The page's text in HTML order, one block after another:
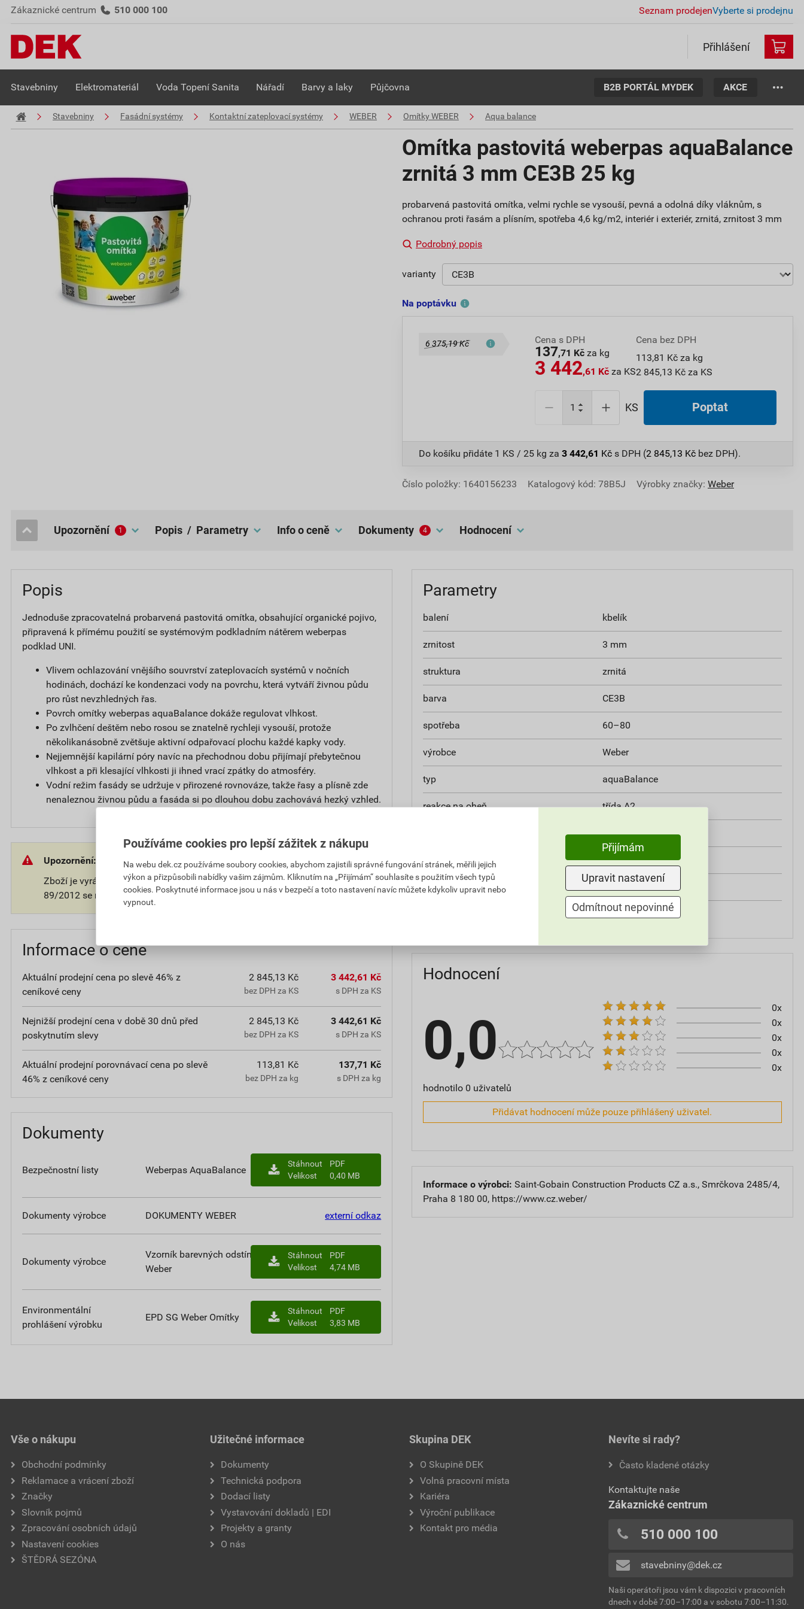
Zákaznické centrum 510 000 100 Seznam prodejenVyberte si prodejnu
Přihlášení
Stavebniny Elektromateriál Voda Topení Sanita Nářadí Barvy a laky Půjčovna B2B PORTÁL MYDEK AKCE
Stavebniny Fasádní systémy Kontaktní zateplovací systémy WEBER Omítky WEBER Aqua balance
Omítka pastovitá weberpas aquaBalance
zrnitá 3 mm CE3B 25 kg
probarvená pastovitá omítka, velmi rychle se vysouší, pevná a odolná díky vláknům, s
ochranou proti řasám a plísním, spotřeba 4,6 kg/m2, interiér i exteriér, zrnitá, zrnitost 3 mm
Podrobný popis
varianty
Na poptávku
6 375,19 Kč Cena s DPH
137,71 Kč za kg
3 442,61 Kč za KS
Cena bez DPH
113,81 Kč za kg
2 845,13 Kč za KS
KS Poptat
Do košíku přidáte 1 KS / 25 kg za 3 442,61 Kč s DPH (2 845,13 Kč bez DPH).
Číslo položky: 1640156233 Katalogový kód: 78B5J Výrobky značky: Weber
popis / Parametry
upozornění 1 Info o ceně dokumenty 4 hodnocení
Popis
Jednoduše zpracovatelná probarvená pastovitá omítka, obsahující organické pojivo,
připravená k přímému použití se systémovým podkladním nátěrem weberpas
podklad UNI.
Vlivem ochlazování vnějšího souvrství zateplovacích systémů v nočních
hodinách, dochází ke kondenzaci vody na povrchu, která vytváří živnou půdu
pro růst nevzhledných řas.
Povrch omítky weberpas aquaBalance dokáže regulovat vlhkost.
Po zvlhčení deštěm nebo rosou se znatelně rychleji vysouší, protože
několikanásobně zvětšuje aktivní odpařovací plochu každé kapky vody.
Nejjemnější kapilární póry navíc na přechodnou dobu přijímají přebytečnou
vlhkost a při klesající vlhkosti ji ihned vrací zpátky do atmosféry.
Vodní režim fasády se udržuje v přirozené rovnováze, takže řasy a plísně zde
nenaleznou živnou půdu a fasáda si po dlouhou dobu zachovává hezký vzhled.
Upozornění:
Zboží je vyráběno na přání zákazníka. V souladu s občanským zákoníkem č.
89/2012 se na takové zboží nevztahuje 14-ti denní ochranná lhůta.
Informace o ceně
Aktuální prodejní cena po slevě 46% z
ceníkové ceny
2 845,13 Kč
bez DPH za KS
3 442,61 Kč
s DPH za KS
Nejnižší prodejní cena v době 30 dnů před
poskytnutím slevy
2 845,13 Kč
bez DPH za KS
3 442,61 Kč
s DPH za KS
Aktuální prodejní porovnávací cena po slevě
46% z ceníkové ceny
113,81 Kč
bez DPH za kg
137,71 Kč
s DPH za kg
Dokumenty
Bezpečnostní listy Weberpas AquaBalance
Stáhnout
PDF
Velikost
0,40 MB
Dokumenty výrobce DOKUMENTY WEBER externí odkaz
Dokumenty výrobce
Vzorník barevných odstínů
Weber
Stáhnout
PDF
Velikost
4,74 MB
Environmentální
prohlášení výrobku
EPD SG Weber Omítky
Stáhnout
PDF
Velikost
3,83 MB
Parametry
balení kbelík
zrnitost 3 mm
struktura zrnitá
barva CE3B
spotřeba 60–80
výrobce Weber
typ aquaBalance
reakce na oheň třída A2
od +5°C do +25°C
hmotnost 25 kg
typ výrobku
60–80
Hodnocení
0,0
hodnotilo 0 uživatelů
0x
0x
0x
0x
0x
Přidávat hodnocení může pouze přihlášený uživatel.
Informace o výrobci: Saint-Gobain Construction Products CZ a.s., Smrčkova 2485/4,
Praha 8 180 00, https://www.cz.weber/
Vše o nákupu
Obchodní podmínky
Reklamace a vrácení zboží
Značky
Slovník pojmů
Zpracování osobních údajů
Nastavení cookies
ŠTĚDRÁ SEZÓNA
Užitečné informace
Dokumenty
Technická podpora
Dodací listy
Vystavování dokladů | EDI
Projekty a granty
O nás
Skupina DEK
O Skupině DEK
Volná pracovní místa
Kariéra
Výroční publikace
Kontakt pro média
Nevíte si rady?
Často kladené otázky
Kontaktujte naše
Zákaznické centrum
510 000 100
stavebniny@dek.cz
Naši operátoři jsou vám k dispozici v pracovních
dnech v době 7:00–17:00 a v sobotu 7:00–11:30.
Používáme cookies pro lepší zážitek z nákupu
Na webu dek.cz používáme soubory cookies, abychom zajistili správné fungování stránek, měřili jejich
výkon a přizpůsobili nabídky vašim zájmům. Kliknutím na „Přijímám“ souhlasíte s použitím všech typů
cookies. Poskytnuté informace jsou u nás v bezpečí a toto nastavení navíc můžete kdykoliv upravit nebo
vypnout.
Přijímám
Upravit nastavení
Odmítnout nepovinné